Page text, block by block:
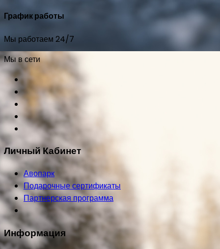
График работы
Мы работаем 24/7
Мы в сети
Личный Кабинет
Авопарк
Подарочные сертификаты
Партнерская программа
Информация